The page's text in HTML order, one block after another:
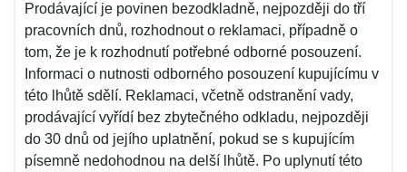
Prodávající je povinen bezodkladně, nejpozději do tří
pracovních dnů, rozhodnout o reklamaci, případně o
tom, že je k rozhodnutí potřebné odborné posouzení.
Informaci o nutnosti odborného posouzení kupujícímu v
této lhůtě sdělí. Reklamaci, včetně odstranění vady,
prodávající vyřídí bez zbytečného odkladu, nejpozději
do 30 dnů od jejího uplatnění, pokud se s kupujícím
písemně nedohodnou na delší lhůtě. Po uplynutí této